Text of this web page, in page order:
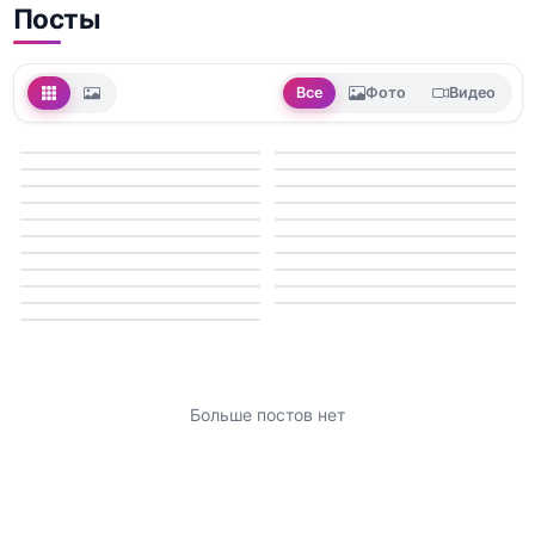
Посты
Все Фото Видео
Больше постов нет